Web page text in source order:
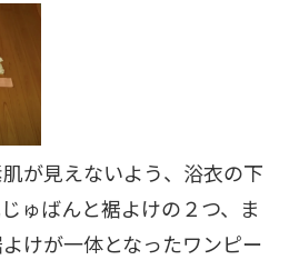
が見えないよう、浴衣の下
ゅばんと裾よけの２つ、ま
けが一体となったワンピー